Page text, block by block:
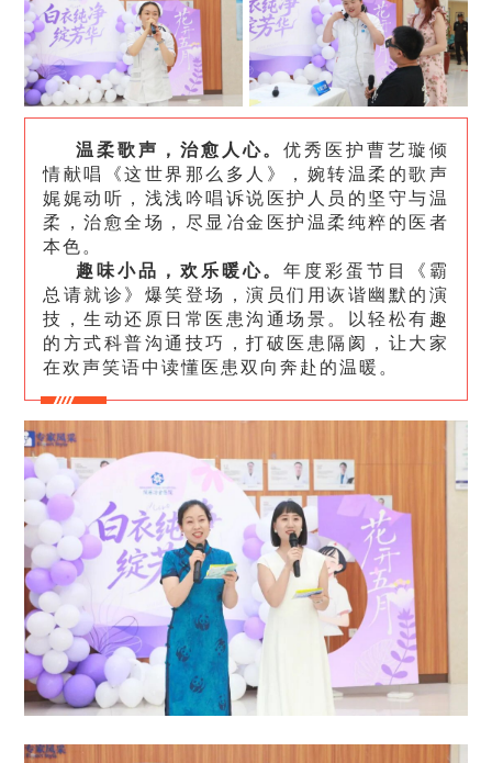
温柔歌声，治愈人心。优秀医护曹艺璇倾
情献唱《这世界那么多人》，婉转温柔的歌声
娓娓动听，浅浅吟唱诉说医护人员的坚守与温
柔，治愈全场，尽显冶金医护温柔纯粹的医者
本色。
趣味小品，欢乐暖心。年度彩蛋节目《霸
总请就诊》爆笑登场，演员们用诙谐幽默的演
技，生动还原日常医患沟通场景。以轻松有趣
的方式科普沟通技巧，打破医患隔阂，让大家
在欢声笑语中读懂医患双向奔赴的温暖。